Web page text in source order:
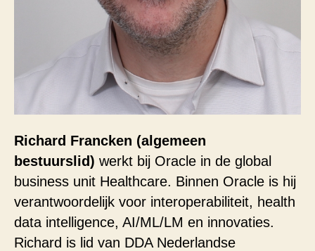
Richard Francken (algemeen
bestuurslid) werkt bij Oracle in de global
business unit Healthcare. Binnen Oracle is hij
verantwoordelijk voor interoperabiliteit, health
data intelligence, AI/ML/LM en innovaties.
Richard is lid van DDA Nederlandse